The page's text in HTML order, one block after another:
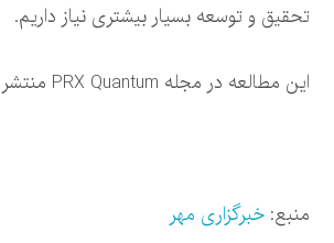
تحقیق و توسعه بسیار بیشتری نیاز داریم.
این مطالعه در مجله PRX Quantum منتشر شده است.
منبع:خبرگزاری مهر